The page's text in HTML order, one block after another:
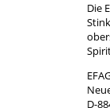
Die
D-